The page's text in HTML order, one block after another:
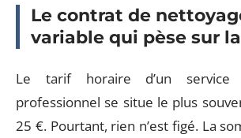
Le contrat de
variable qui pèse sur
Le tarif horaire d’un service
professionnel se situe le plus
25 €. Pourtant, rien n’est figé. La